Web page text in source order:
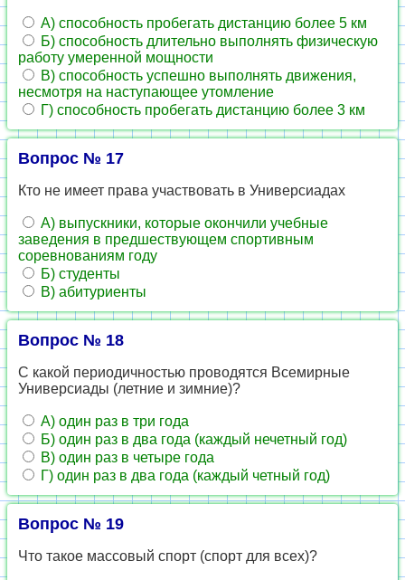
А) способность пробегать дистанцию более 5 км
Б) способность длительно выполнять физическую
работу умеренной мощности
В) способность успешно выполнять движения,
несмотря на наступающее утомление
Г) способность пробегать дистанцию более 3 км
Вопрос № 17
Кто не имеет права участвовать в Универсиадах
А) выпускники, которые окончили учебные
заведения в предшествующем спортивным
соревнованиям году
Б) студенты
В) абитуриенты
Вопрос № 18
С какой периодичностью проводятся Всемирные
Универсиады (летние и зимние)?
А) один раз в три года
Б) один раз в два года (каждый нечетный год)
В) один раз в четыре года
Г) один раз в два года (каждый четный год)
Вопрос № 19
Что такое массовый спорт (спорт для всех)?